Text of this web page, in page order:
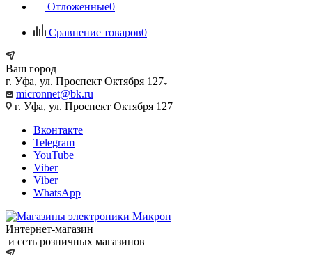
Отложенные0
Сравнение товаров0
Ваш город
г. Уфа, ул. Проспект Октября 127
micronnet@bk.ru
г. Уфа, ул. Проспект Октября 127
Вконтакте
Telegram
YouTube
Viber
Viber
WhatsApp
Интернет-магазин
и сеть розничных магазинов